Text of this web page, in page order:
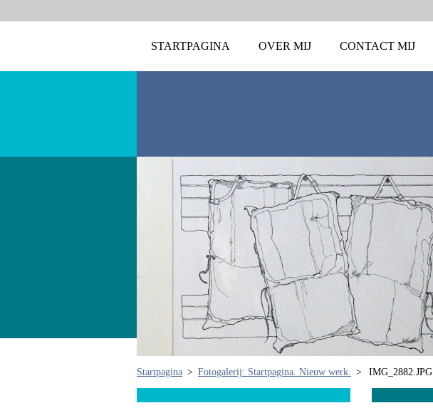
STARTPAGINA OVER MIJ CONTACT MIJ
Startpagina > Fotogalerij: Startpagina. Nieuw werk. > IMG_2882.JPG